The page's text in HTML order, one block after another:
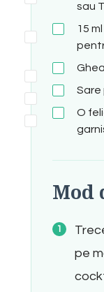
sau
15 ml
Sare
O
Mod
pe